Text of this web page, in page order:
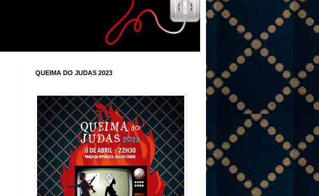
QUEIMA DO JUDAS 2023